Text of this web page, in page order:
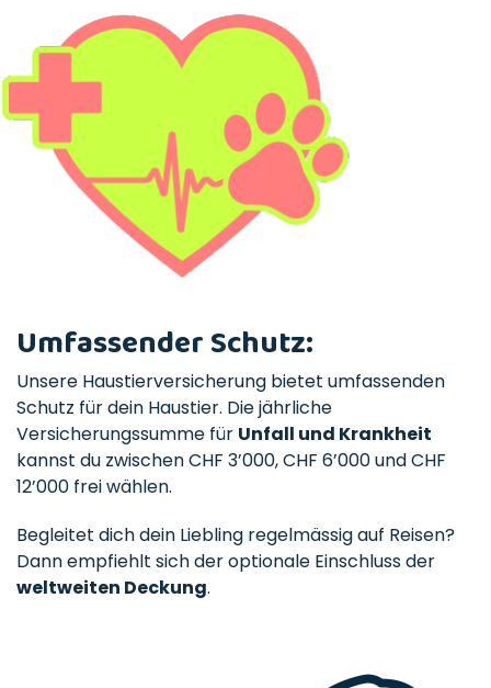
Umfassender Schutz:
Unsere Haustierversicherung bietet umfassenden
Schutz für dein Haustier. Die jährliche
Versicherungssumme für Unfall und Krankheit
kannst du zwischen CHF 3’000, CHF 6’000 und CHF
12’000 frei wählen.
Begleitet dich dein Liebling regelmässig auf Reisen?
Dann empfiehlt sich der optionale Einschluss der
weltweiten Deckung.